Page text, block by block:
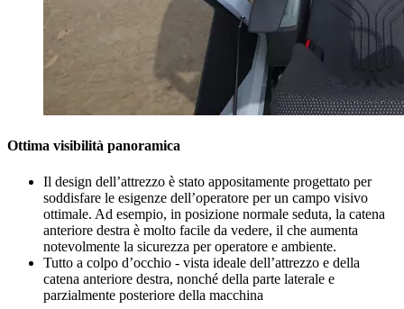
Ottima visibilità panoramica
Il design dell’attrezzo è stato appositamente progettato per
soddisfare le esigenze dell’operatore per un campo visivo
ottimale. Ad esempio, in posizione normale seduta, la catena
anteriore destra è molto facile da vedere, il che aumenta
notevolmente la sicurezza per operatore e ambiente.
Tutto a colpo d’occhio - vista ideale dell’attrezzo e della
catena anteriore destra, nonché della parte laterale e
parzialmente posteriore della macchina